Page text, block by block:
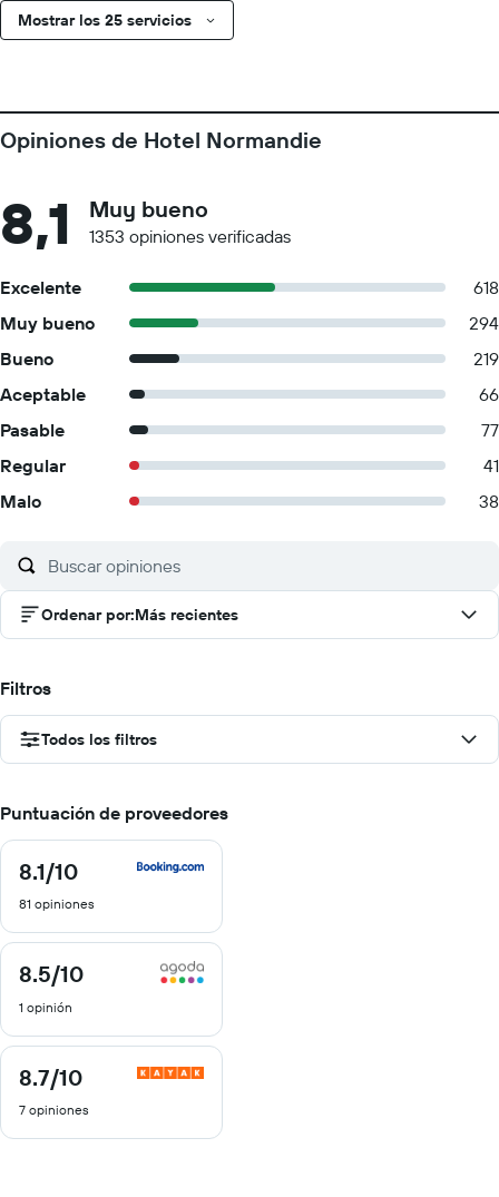
Mostrar los 25 servicios
Opiniones de Hotel Normandie
8,1 Muy bueno
1353 opiniones verificadas
Excelente
618
Muy bueno
294
Bueno
219
Aceptable
66
Pasable
77
Regular
41
Malo
38
Ordenar por:Más recientes
Filtros
Todos los filtros
Puntuación de proveedores
8.1/10
8.1
10
81 opiniones
8.5/10
8.5
10
1 opinión
8.7/10
8.7
10
7 opiniones